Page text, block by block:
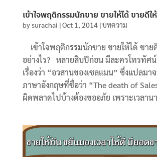
เข้าใจพฤติกรรมนักขาย ขายให้ได้ ขายดีใ
bysurachai |Oct 1, 2014|บทความ
เข้าใจพฤติกรรมนักขาย ขายให้ได้ ขาย
อย่างไร? หลายสิบปีก่อน มีละครโทรทัศน์
เรื่องว่า “อวสานของเซลแมน” ซึ่งแปลมา
ภาษาอังกฤษที่ชื่อว่า “The death of
ผิดพลาดไปบ้างต้องขออภัย เพราะเวลาน